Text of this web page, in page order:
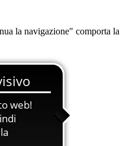
la navigazione" comporta la